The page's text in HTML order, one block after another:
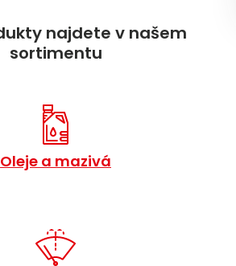
najdete v našem
sortimentu
Oleje a mazivá